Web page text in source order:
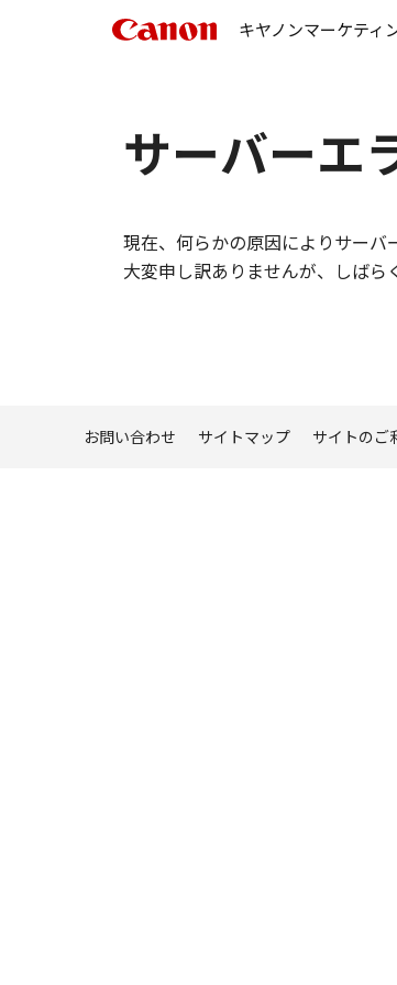
キヤノンマーケティ
サーバーエ
現在、何らかの原因によりサーバ
大変申し訳ありませんが、しばら
お問い合わせ サイトマップ サイトのご